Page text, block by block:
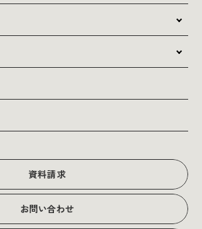
資料請求
お問い合わせ